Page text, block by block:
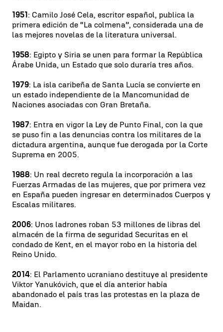
1951: Camilo José Cela, escritor español, publica la
primera edición de “La colmena”, considerada una de
las mejores novelas de la literatura universal.
1958: Egipto y Siria se unen para formar la República
Árabe Unida, un Estado que solo duraría tres años.
1979: La isla caribeña de Santa Lucía se convierte en
un estado independiente de la Mancomunidad de
Naciones asociadas con Gran Bretaña.
1987: Entra en vigor la Ley de Punto Final, con la que
se puso fin a las denuncias contra los militares de la
dictadura argentina, aunque fue derogada por la Corte
Suprema en 2005.
1988: Un real decreto regula la incorporación a las
Fuerzas Armadas de las mujeres, que por primera vez
en España pueden ingresar en determinados Cuerpos y
Escalas militares.
2006: Unos ladrones roban 53 millones de libras del
almacén de la firma de seguridad Securitas en el
condado de Kent, en el mayor robo en la historia del
Reino Unido.
2014: El Parlamento ucraniano destituye al presidente
Viktor Yanukóvich, que el día anterior había
abandonado el país tras las protestas en la plaza de
Maidan.